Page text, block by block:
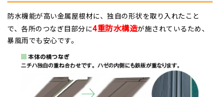
防水機能が高い金属屋根材に、独自の形状を取り入れたこと
で、各所のつなぎ目部分に4重防水構造が施されているため、
暴風雨でも安心です。